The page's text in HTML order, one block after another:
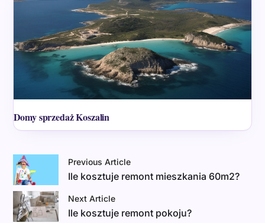
Domy sprzedaż Koszalin
Previous Article
Ile kosztuje remont mieszkania 60m2?
Next Article
Ile kosztuje remont pokoju?